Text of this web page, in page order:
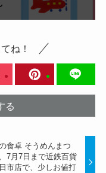
ね！
る
の食卓 そうめんまつ
7月7日まで近鉄百貨
市店で、少しお値打